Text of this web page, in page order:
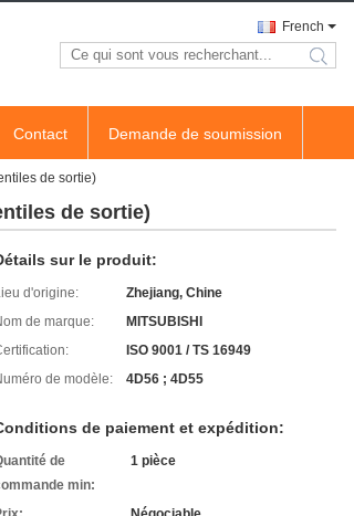
French
search
Contact Demande de soumission
de sortie)
de sortie)
sur le produit:
d'origine:
Zhejiang, Chine
de marque:
MITSUBISHI
ISO 9001 / TS 16949
de modèle:
4D56 ; 4D55
de paiement et expédition:
de
min:
1 pièce